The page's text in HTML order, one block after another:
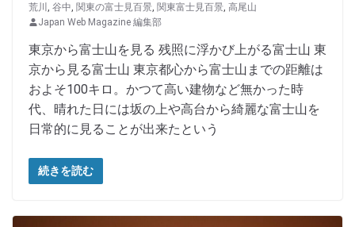
荒川
谷中 関東の富士見百景 関東富士見百景 高尾山
Japan Web Magazine 編集部
東京から富士山を見る 残照に浮かび上がる富士山 東
京から見る富士山 東京都心から富士山までの距離は
およそ100キロ。かつて高い建物など無かった時
代、晴れた日には坂の上や高台から綺麗な富士山を
日常的に見ることが出来たという
続きを読む